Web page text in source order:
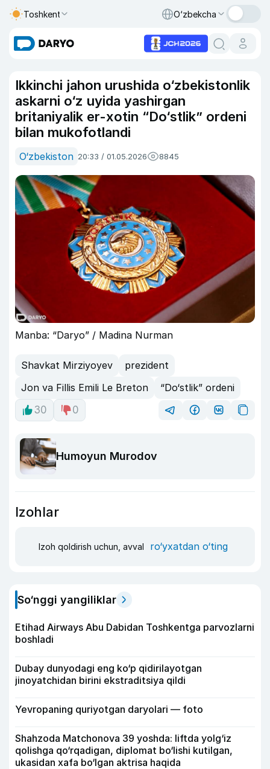
Toshkent O‘zbekcha
Ikkinchi jahon urushida o‘zbekistonlik
askarni o‘z uyida yashirgan
britaniyalik er-xotin “Do‘stlik” ordeni
bilan mukofotlandi
O‘zbekiston 20:33 / 01.05.2026 8845
Manba: “Daryo” / Madina Nurman
Shavkat Mirziyoyev
prezident
Jon va Fillis Emili Le Breton
“Do‘stlik” ordeni
30
0
Humoyun Murodov
Izohlar
Izoh qoldirish uchun, avval ro‘yxatdan o‘ting
So‘nggi yangiliklar
Etihad Airways Abu Dabidan Toshkentga parvozlarni
boshladi
Dubay dunyodagi eng ko‘p qidirilayotgan
jinoyatchidan birini ekstraditsiya qildi
Yevropaning quriyotgan daryolari — foto
Shahzoda Matchonova 39 yoshda: liftda yolg‘iz
qolishga qo‘rqadigan, diplomat bo‘lishi kutilgan,
ukasidan xafa bo‘lgan aktrisa haqida